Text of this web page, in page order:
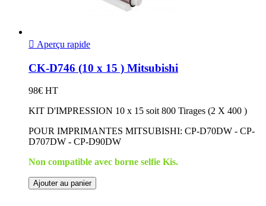
 Aperçu rapide
CK-D746 (10 x 15 ) Mitsubishi
98€ HT
KIT D'IMPRESSION 10 x 15 soit 800 Tirages (2 X 400 )
POUR IMPRIMANTES MITSUBISHI: CP-D70DW - CP-
D707DW - CP-D90DW
Non compatible avec borne selfie Kis.
Ajouter au panier